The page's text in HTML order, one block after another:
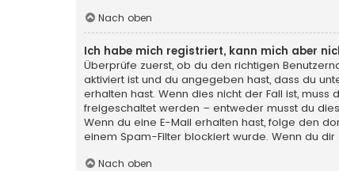
Nach oben
Ich habe mich registriert, kann mich aber
Überprüfe zuerst, ob du den richtigen
aktiviert ist und du angegeben hast, dass du
erhalten hast. Wenn dies nicht der Fall ist,
freigeschaltet werden – entweder musst du
Wenn du eine E-Mail erhalten hast, folge den
einem Spam-Filter blockiert wurde. Wenn du
Nach oben